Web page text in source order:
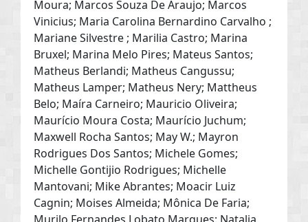
Moura; Marcos Souza De Araujo; Marcos
Vinicius; Maria Carolina Bernardino Carvalho ;
Mariane Silvestre ; Marilia Castro; Marina
Bruxel; Marina Melo Pires; Mateus Santos;
Matheus Berlandi; Matheus Cangussu;
Matheus Lamper; Matheus Nery; Mattheus
Belo; Maíra Carneiro; Mauricio Oliveira;
Maurício Moura Costa; Maurício Juchum;
Maxwell Rocha Santos; May W.; Mayron
Rodrigues Dos Santos; Michele Gomes;
Michelle Gontijio Rodrigues; Michelle
Mantovani; Mike Abrantes; Moacir Luiz
Cagnin; Moises Almeida; Mônica De Faria;